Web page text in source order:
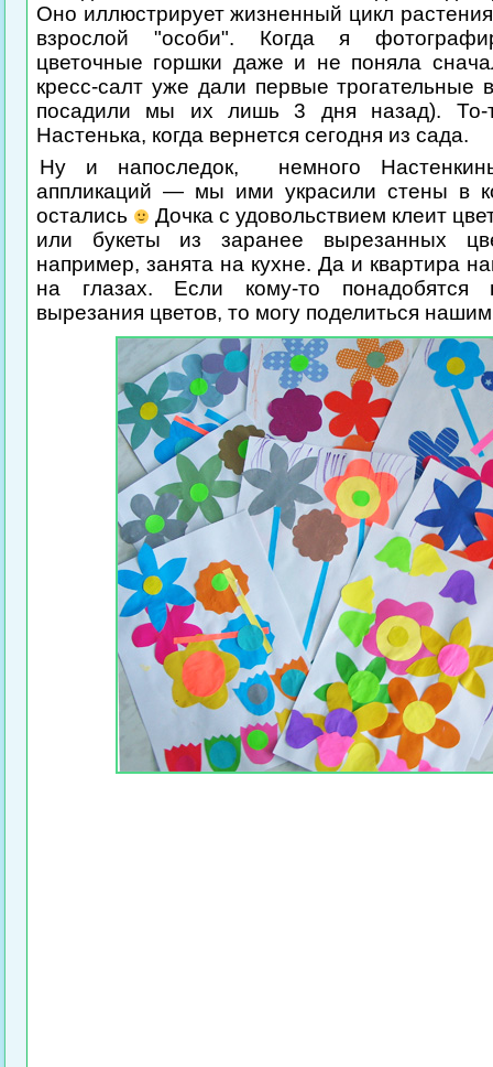
Оно иллюстрирует жизненный цикл
взрослой "особи". Когда я
цветочные горшки даже и не поняла
кресс-салт уже дали первые трогательные
посадили мы их лишь 3 дня назад). То-
Настенька, когда вернется сегодня из сада.
Ну и напоследок, немного
аппликаций — мы ими украсили стены в
остались
Дочка с удовольствием клеит
или букеты из заранее вырезанных
например, занята на кухне. Да и квартира
на глазах. Если кому-то понадобятся
вырезания цветов, то могу поделиться